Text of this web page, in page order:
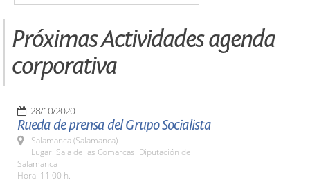
Próximas Actividades agenda
corporativa
28/10/2020
Rueda de prensa del Grupo Socialista
Salamanca (Salamanca)
Lugar: Sala de las Comarcas. Diputación de
Salamanca
Hora: 11:00 h.